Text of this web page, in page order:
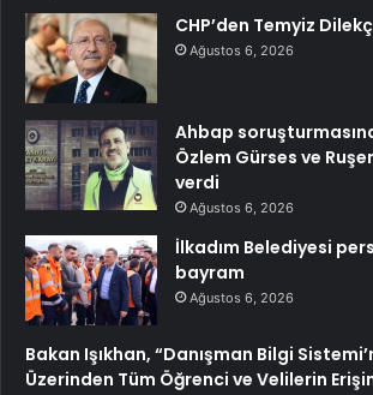
CHP’den Temyiz
Ağustos 6, 2026
Ahbap
Özlem Gürses ve
verdi
Ağustos 6, 2026
İlkadım Belediyesi
bayram
Ağustos 6, 2026
Bakan Işıkhan, “Danışman Bilgi
Üzerinden Tüm Öğrenci ve Velilerin